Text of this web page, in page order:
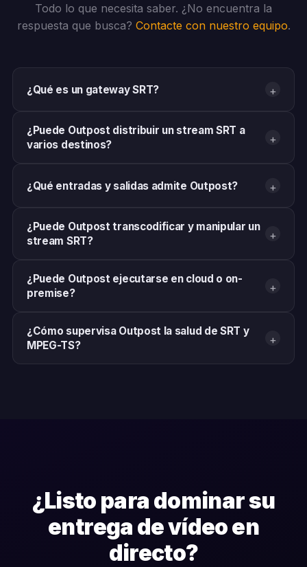
Todo lo que necesita saber. ¿No encuentra la
respuesta que busca? Contacte con nuestro equipo.
¿Qué es un gateway SRT? +
¿Puede Outpost distribuir un stream SRT a
varios destinos?
+
¿Qué entradas y salidas admite Outpost? +
¿Puede Outpost transcodificar y manipular un
stream SRT?
+
¿Puede Outpost ejecutarse en cloud o on-
premise?
+
¿Cómo supervisa Outpost la salud de SRT y
MPEG-TS?
+
¿Listo para dominar su
entrega de vídeo en
directo?